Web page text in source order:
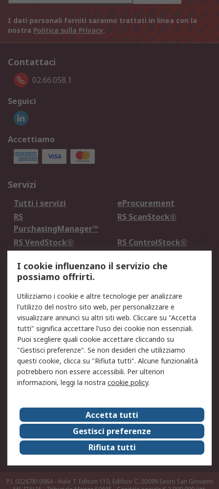
I dati personali forniti saranno trattati in linea con la
nostra Politica sulla Privacy.
Contattaci
02.66.058.1
Seguici
Accettiamo
Servizi
Tutti i servizi
eProcurement
RS
PurchasingManager™
RS ScanStock®
RS VendStock®
RS ControlStock®
Legale
Informativa Cookie
Informativa Privacy -
Aggiornata
Email Security
Termini d'uso
Condizioni di vendita
Condizioni generali di
servizio
Etica e responsabilità
Chi Siamo
Chi Siamo
Contattaci
Supporto
ESG
Carriere
RS Group
Discovery: il Blog di RS
P.I. 02267810964 - Viale T. Edison 110, Edificio C, 20099 Sesto San Giovanni
I cookie influenzano il servizio che
possiamo offrirti.
Utilizziamo i cookie e altre tecnologie per analizzare
l'utilizzo del nostro sito web, per personalizzare e
visualizzare annunci su altri siti web. Cliccare su "Accetta
tutti" significa accettare l'uso dei cookie non essenziali.
Puoi scegliere quali cookie accettare cliccando su
"Gestisci preferenze". Se non desideri che utilizziamo
questi cookie, clicca su "Rifiuta tutti". Alcune funzionalità
potrebbero non essere accessibili. Per ulteriori
informazioni, leggi la nostra cookie policy.
Accetta tutti
Gestisci preferenze
Rifiuta tutti